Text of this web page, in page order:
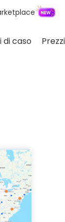
di caso Prezzi